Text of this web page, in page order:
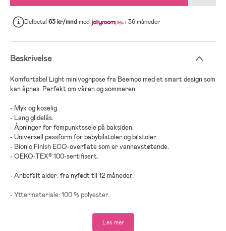
Delbetal 63 kr/mndmed i 36 måneder
Beskrivelse
Komfortabel Light minivognpose fra Beemoo med et smart design som
kan åpnes. Perfekt om våren og sommeren.
- Myk og koselig.
- Lang glidelås.
- Åpninger for fempunktssele på baksiden.
- Universell passform for babybilstoler og bilstoler.
- Bionic Finish ECO-overflate som er vannavstøtende.
- OEKO-TEX® 100-sertifisert.
- Anbefalt alder: fra nyfødt til 12 måneder.
- Yttermateriale: 100 % polyester.
Les mer